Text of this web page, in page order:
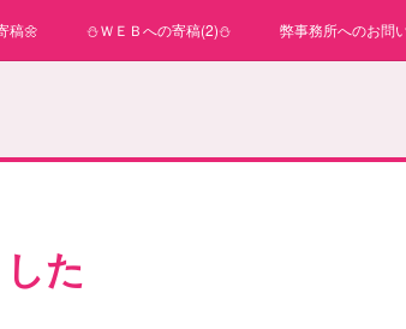
稿🌼 ⛄ＷＥＢへの寄稿(2)⛄ 弊事務所へのお問
た